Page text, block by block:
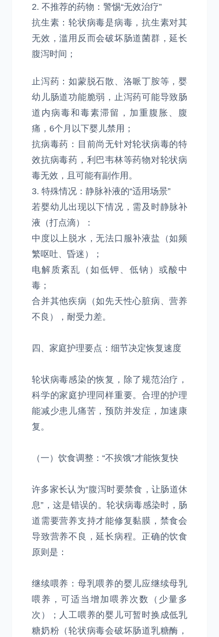
2. 不推荐的药物：警惕“无效治疗”
抗生素：轮状病毒是病毒，抗生素对其
无效，滥用反而会破坏肠道菌群，延长
腹泻时间；
止泻药：如蒙脱石散、洛哌丁胺等，婴
幼儿肠道功能脆弱，止泻药可能导致肠
道内病毒和毒素滞留，加重腹胀、腹
痛，6个月以下婴儿禁用；
抗病毒药：目前尚无针对轮状病毒的特
效抗病毒药，利巴韦林等药物对轮状病
毒无效，且可能有副作用。
3. 特殊情况：静脉补液的“适用场景”
若婴幼儿出现以下情况，需及时静脉补
液（打点滴）：
中度以上脱水，无法口服补液盐（如频
繁呕吐、昏迷）；
电解质紊乱（如低钾、低钠）或酸中
毒；
合并其他疾病（如先天性心脏病、营养
不良），耐受力差。
四、家庭护理要点：细节决定恢复速度
轮状病毒感染的恢复，除了规范治疗，
科学的家庭护理同样重要。合理的护理
能减少患儿痛苦，预防并发症，加速康
复。
（一）饮食调整：“不挨饿”才能恢复快
许多家长认为“腹泻时要禁食，让肠道休
息”，这是错误的。轮状病毒感染时，肠
道需要营养支持才能修复黏膜，禁食会
导致营养不良，延长病程。正确的饮食
原则是：
继续喂养：母乳喂养的婴儿应继续母乳
喂养，可适当增加喂养次数（少量多
次）；人工喂养的婴儿可暂时换成低乳
糖奶粉（轮状病毒会破坏肠道乳糖酶，